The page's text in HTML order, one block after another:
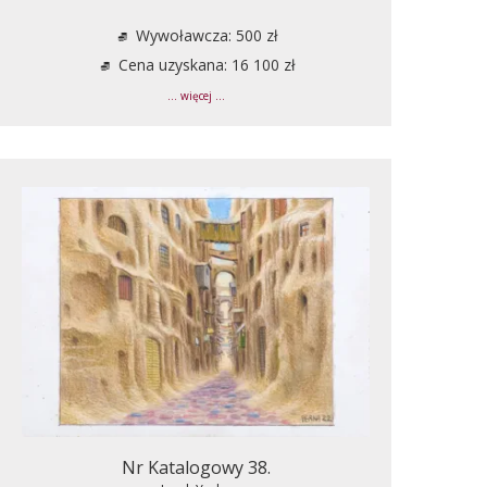
Wywoławcza: 500 zł
Cena uzyskana: 16 100 zł
... więcej ...
Nr Katalogowy 38.